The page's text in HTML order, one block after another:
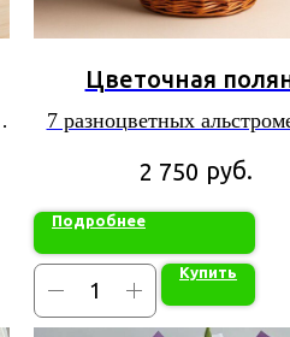
Цветочная
7 разноцветных
плетенной корзине
2 750 руб.
Подробнее
Купить